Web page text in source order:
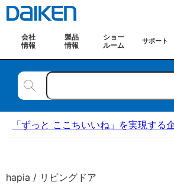
会社
情報
製品
情報
ショー
ルーム
サポート
「ずっと ここちいいね」を実現す
hapia / リビングドア